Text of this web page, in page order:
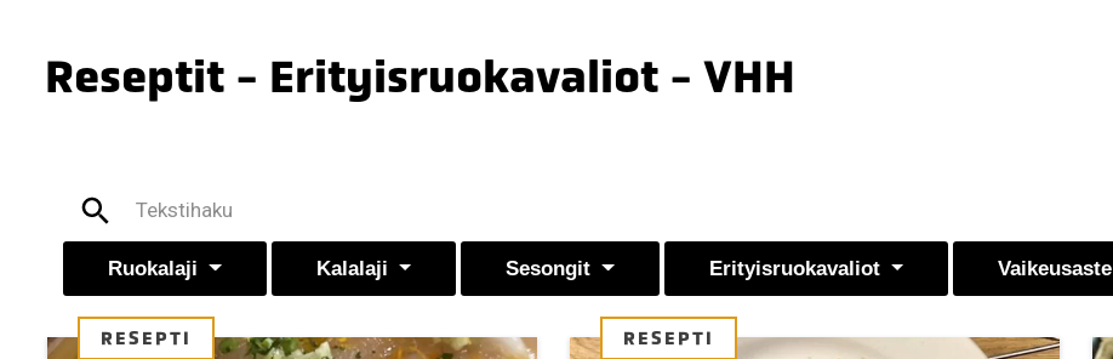
Reseptit - Erityisruokavaliot - VHH
Ruokalaji Kalalaji Sesongit Erityisruokavaliot Vaikeusaste
RESEPTI RESEPTI